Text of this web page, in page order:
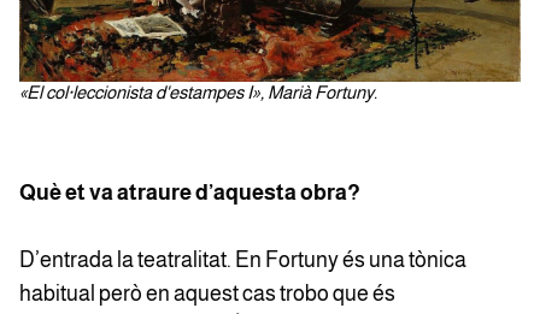
«El col·leccionista d'estampes I», Marià Fortuny.
Què et va atraure d’aquesta obra?
D’entrada la teatralitat. En Fortuny és una tònica
habitual però en aquest cas trobo que és